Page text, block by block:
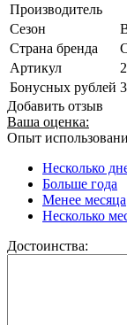
Производитель
Сезон
Страна бренда
Артикул
Бонусных рублей 3
Добавить отзыв
Ваша оценка:
Опыт
Несколько
Больше года
Менее месяца
Несколько
Достоинства: